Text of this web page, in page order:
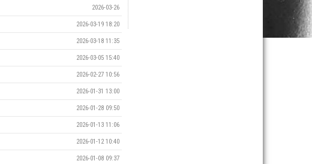
2026-03-26
2026-03-19 18:20
2026-03-18 11:35
2026-03-05 15:40
2026-02-27 10:56
2026-01-31 13:00
2026-01-28 09:50
2026-01-13 11:06
2026-01-12 10:40
2026-01-08 09:37